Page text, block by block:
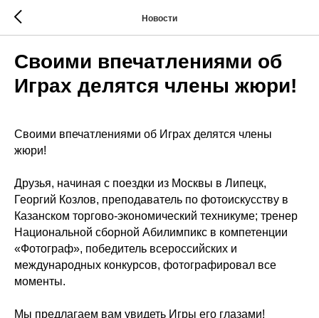
Новости
Своими впечатлениями об
Играх делятся члены жюри!
Своими впечатлениями об Играх делятся члены
жюри!
Друзья, начиная с поездки из Москвы в Липецк,
Георгий Козлов, преподаватель по фотоискусству в
Казанском торгово-экономический техникуме; тренер
Национальной сборной Абилимпикс в компетенции
«Фотограф», победитель всероссийских и
международных конкурсов, фотографировал все
моменты.
Мы предлагаем вам увидеть Игры его глазами!